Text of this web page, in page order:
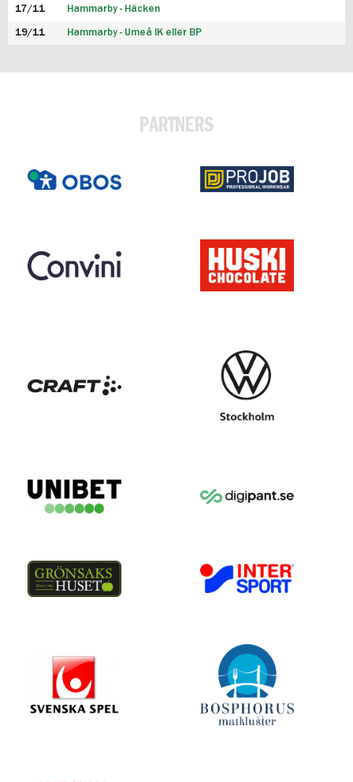
17/11 Hammarby - Häcken
19/11 Hammarby - Umeå IK eller BP
PARTNERS